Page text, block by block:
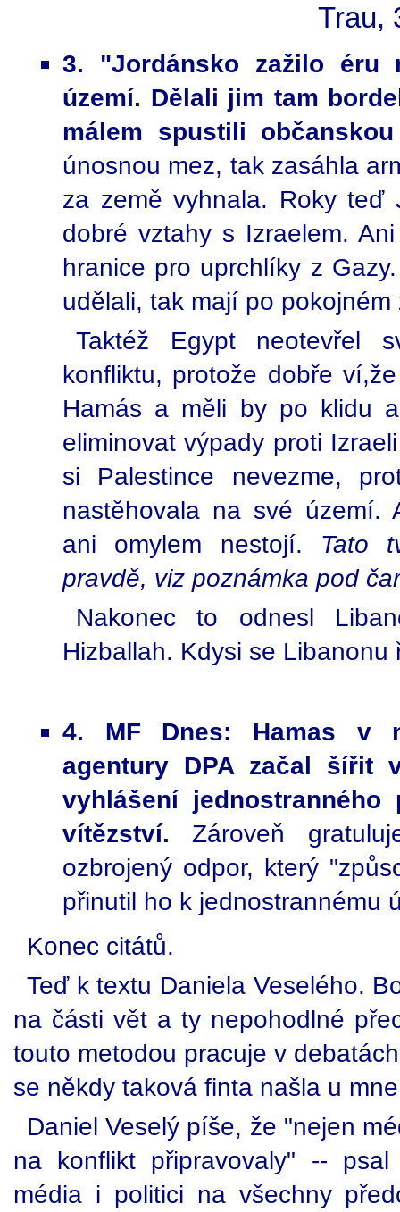
Trau,
3. "Jordánsko zažilo éru
území. Dělali jim tam
málem spustili
únosnou mez, tak zasáhla
za země vyhnala. Roky
dobré vztahy s Izraelem.
hranice pro uprchlíky z
udělali, tak mají po pokojném
Taktéž Egypt neotevřel
konfliktu, protože dobře
Hamás a měli by po klidu
eliminovat výpady proti
si Palestince nevezme,
nastěhovala na své území.
ani omylem nestojí. Tato
pravdě, viz poznámka pod
Nakonec to odnesl
Hizballah. Kdysi se
4. MF Dnes: Hamas v
agentury DPA začal šířit
vyhlášení
vítězství. Zároveň
ozbrojený odpor, který
přinutil ho k jednostrannému
Konec citátů.
Teď k textu Daniela Veselého.
na části vět a ty nepohodlné
touto metodou pracuje v
se někdy taková finta našla u
Daniel Veselý píše, že "nejen
na konflikt připravovaly" --
média i politici na všechny